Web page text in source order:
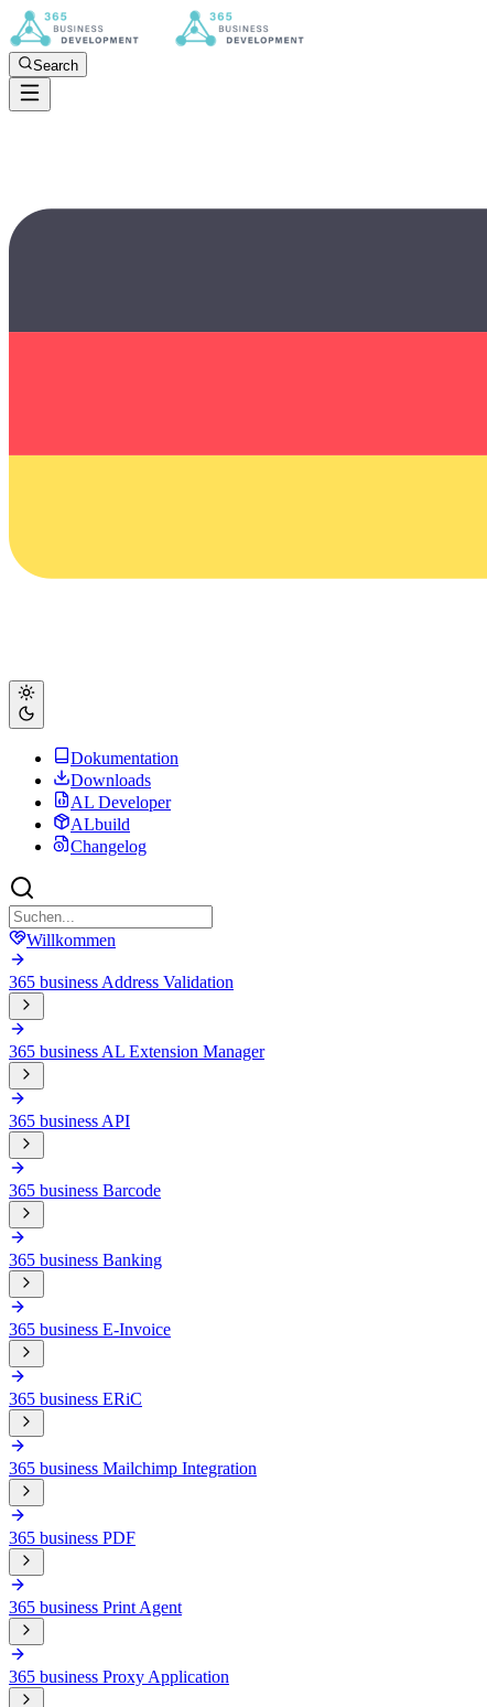
Search
Dokumentation
Downloads
AL Developer
ALbuild
Changelog
Willkommen
365 business Address Validation
365 business AL Extension Manager
365 business API
365 business Barcode
365 business Banking
365 business E-Invoice
365 business ERiC
365 business Mailchimp Integration
365 business PDF
365 business Print Agent
365 business Proxy Application